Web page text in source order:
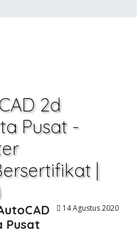
2d
Pusat -
|
14 Agustus 2020
Pusat